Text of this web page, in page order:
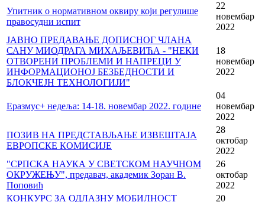
Упитник о нормативном оквиру који регулише
правосудни испит
22
новембар
2022
ЈАВНО ПРЕДАВАЊЕ ДОПИСНОГ ЧЛАНА
САНУ МИОДРАГА МИХАЉЕВИЋА - "НЕКИ
ОТВОРЕНИ ПРОБЛЕМИ И НАПРЕЦИ У
ИНФОРМАЦИОНОЈ БЕЗБЕДНОСТИ И
БЛОКЧЕЈН ТЕХНОЛОГИЈИ"
18
новембар
2022
Еразмус+ недеља: 14-18. новембaр 2022. године
04
новембар
2022
ПОЗИВ НА ПРЕДСТАВЉАЊЕ ИЗВЕШТАЈА
ЕВРОПСКЕ КОМИСИЈЕ
28
октобар
2022
"СРПСКА НАУКА У СВЕТСКОМ НАУЧНОМ
ОКРУЖЕЊУ", предавач, академик Зоран В.
Поповић
26
октобар
2022
КОНКУРС ЗА ОДЛАЗНУ МОБИЛНОСТ
20